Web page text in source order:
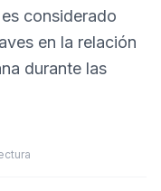
considerado
en la relación
durante las